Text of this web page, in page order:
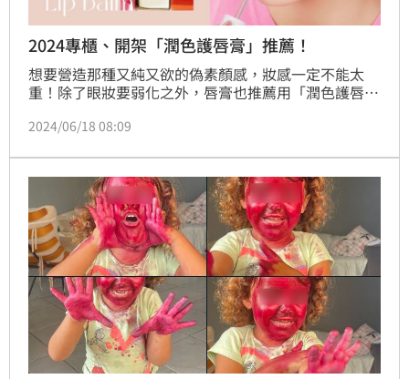
2024專櫃、開架「潤色護唇膏」推薦！
想要營造那種又純又欲的偽素顏感，妝感一定不能太
重！除了眼妝要弱化之外，唇膏也推薦用「潤色護唇」
有很重的妝感，更加適合淡妝、偽素顏！這次帶來10款
黏膩、打造原生粉嫩感，快一起往下看吧！
2024/06/18 08:09